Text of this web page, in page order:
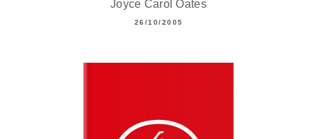
Joyce Carol Oates
26/10/2005